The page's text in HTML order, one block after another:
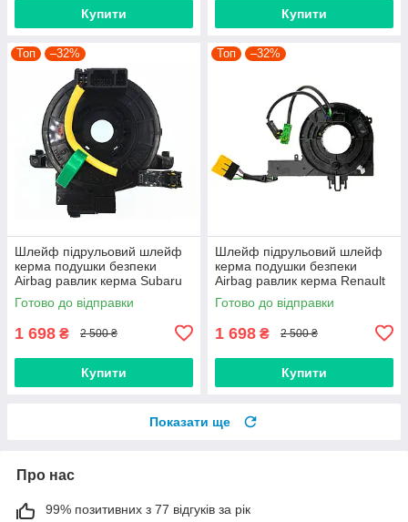
Купити Купити
Топ –32%
Шлейф підрульовий шлейф
керма подушки безпеки
Airbag равлик керма Subaru
Forester Impreza Legacy
Outback XV 83196FJ000
Готово до відправки
1 698 ₴ 2 500 ₴
Купити
Топ –32%
Шлейф підрульовий шлейф
керма подушки безпеки
Airbag равлик керма Renault
Megane 3, Scenic 3
(255670017R, 255670019R)
Готово до відправки
1 698 ₴ 2 500 ₴
Купити
Показати ще
Про нас
99% позитивних з 77 відгуків за рік